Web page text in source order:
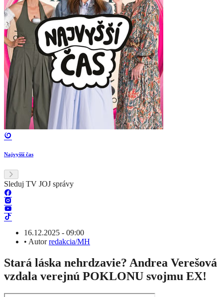
Najvyšší čas
Sleduj TV JOJ správy
16.12.2025 - 09:00
• Autorredakcia/MH
Stará láska nehrdzavie? Andrea Verešová
vzdala verejnú POKLONU svojmu EX!